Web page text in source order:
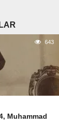
643
Muhammad